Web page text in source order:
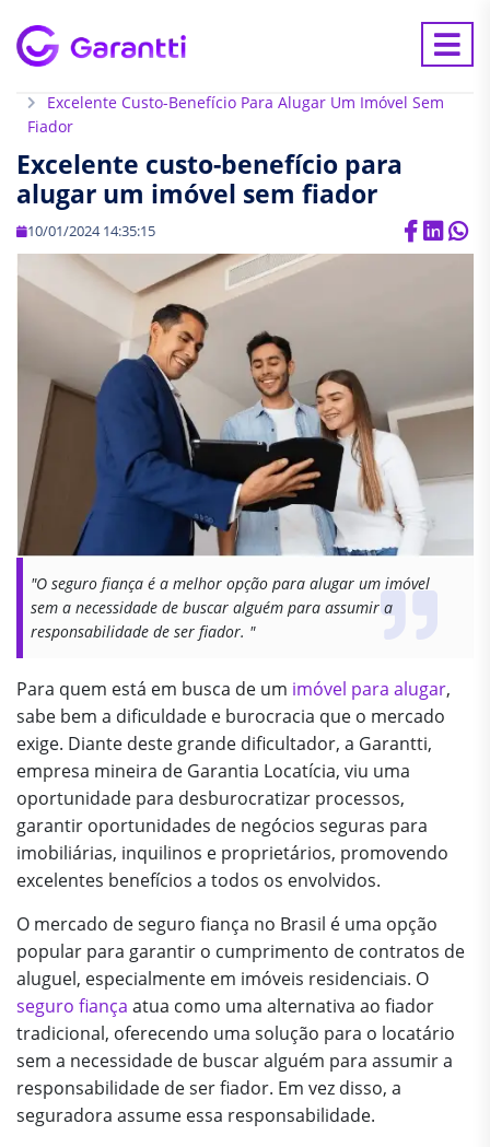
Excelente Custo-Benefício Para Alugar Um Imóvel Sem
Fiador
Excelente custo-benefício para
alugar um imóvel sem fiador
10/01/2024 14:35:15
"O seguro fiança é a melhor opção para alugar um imóvel
sem a necessidade de buscar alguém para assumir a
responsabilidade de ser fiador. "
Para quem está em busca de um imóvel para alugar,
sabe bem a dificuldade e burocracia que o mercado
exige. Diante deste grande dificultador, a Garantti,
empresa mineira de Garantia Locatícia, viu uma
oportunidade para desburocratizar processos,
garantir oportunidades de negócios seguras para
imobiliárias, inquilinos e proprietários, promovendo
excelentes benefícios a todos os envolvidos.
O mercado de seguro fiança no Brasil é uma opção
popular para garantir o cumprimento de contratos de
aluguel, especialmente em imóveis residenciais. O
seguro fiança atua como uma alternativa ao fiador
tradicional, oferecendo uma solução para o locatário
sem a necessidade de buscar alguém para assumir a
responsabilidade de ser fiador. Em vez disso, a
seguradora assume essa responsabilidade.